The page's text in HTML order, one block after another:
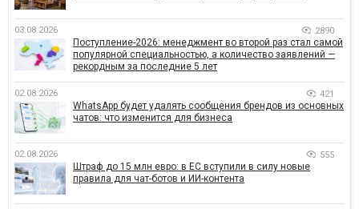
03.08.2026 2890
Поступление-2026: менеджмент во второй раз стал самой
популярной специальностью, а количество заявлений —
рекордным за последние 5 лет
02.08.2026 421
WhatsApp будет удалять сообщения брендов из основных
чатов: что изменится для бизнеса
02.08.2026 555
Штраф до 15 млн евро: в ЕС вступили в силу новые
правила для чат-ботов и ИИ-контента